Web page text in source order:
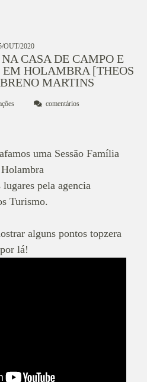
OUT/2020
CASA DE CAMPO E
HOLAMBRA [THEOS
MARTINS
comentários
uma Sessão Família
pela agencia
Turismo.
alguns pontos topzera
por lá!